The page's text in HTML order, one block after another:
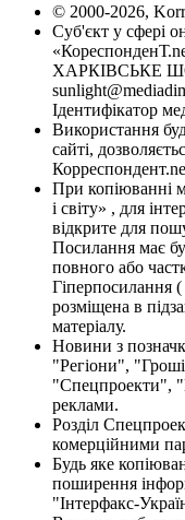
© 2000-2026,
Суб'єкт у сфері
ХАРКІВСЬКЕ
Ідентифікатор
Використання
сайті,
При копіюванні
і світу» , для
відкрите для
Посилання має
повного або
Гіперпосилання
розміщена в
матеріалу.
Новини з
"Регіони",
"Спецпроекти",
реклами.
Розділ
комерційними
Будь яке
поширення
"Інтерфакс-